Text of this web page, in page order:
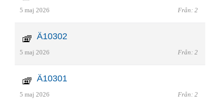
5 maj 2026 Från: 2
Ä10302
5 maj 2026 Från: 2
Ä10301
5 maj 2026 Från: 2